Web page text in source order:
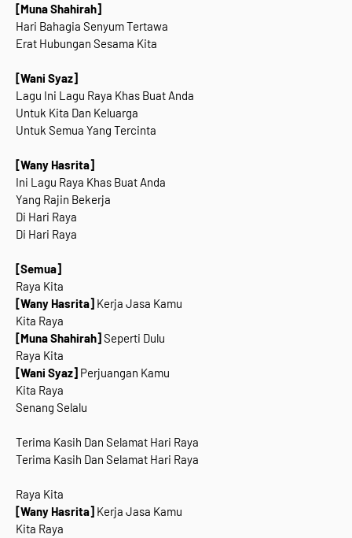
[Muna Shahirah]
Hari Bahagia Senyum Tertawa
Erat Hubungan Sesama Kita
[Wani Syaz]
Lagu Ini Lagu Raya Khas Buat Anda
Untuk Kita Dan Keluarga
Untuk Semua Yang Tercinta
[Wany Hasrita]
Ini Lagu Raya Khas Buat Anda
Yang Rajin Bekerja
Di Hari Raya
Di Hari Raya
[Semua]
Raya Kita
[Wany Hasrita] Kerja Jasa Kamu
Kita Raya
[Muna Shahirah]Seperti Dulu
Raya Kita
[Wani Syaz] Perjuangan Kamu
Kita Raya
Senang Selalu
Terima Kasih Dan Selamat Hari Raya
Terima Kasih Dan Selamat Hari Raya
Raya Kita
[Wany Hasrita] Kerja Jasa Kamu
Kita Raya